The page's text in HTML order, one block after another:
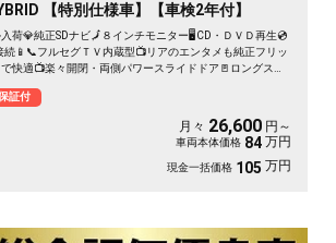
【特別仕様車】【車検2年付】
荷💎純正SDナビ🗾８インチモニター🖥️CD・ＤＶＤ再生💿
続📱📞フルセグＴＶ内蔵型📺リアのエンタメも純正フリッ
快適📺楽々開閉・両側パワースライドドア🚪ロングスラ
証付
月々 26,600 円～
車両本体価格 84 万円
現金一括価格 105 万円